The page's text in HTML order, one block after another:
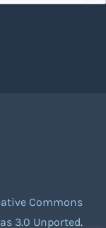
Commons
3.0 Unported.